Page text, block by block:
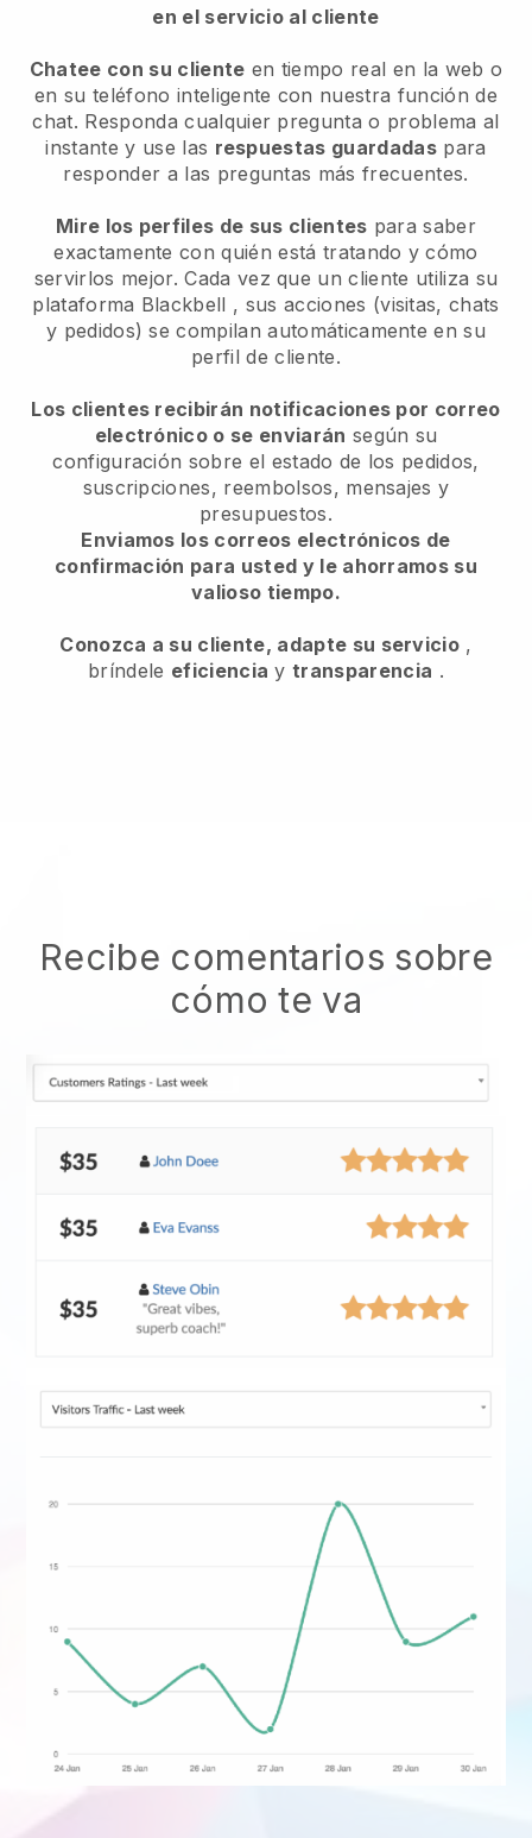
en el servicio al cliente
Chatee con su cliente en tiempo real en la web o
en su teléfono inteligente con nuestra función de
chat. Responda cualquier pregunta o problema al
instante y use las respuestas guardadaspara
responder a las preguntas más frecuentes.
Mire los perfiles de sus clientes para saber
exactamente con quién está tratando y cómo
servirlos mejor. Cada vez que un cliente utiliza su
plataforma Blackbell , sus acciones (visitas, chats
y pedidos) se compilan automáticamente en su
perfil de cliente.
Los clientes recibirán notificaciones por correo
electrónico o se enviarán según su
configuración sobre el estado de los pedidos,
suscripciones, reembolsos, mensajes y
presupuestos.
Enviamos los correos electrónicos de
confirmación para usted y le ahorramos su
valioso tiempo.
Conozca a su cliente, adapte su servicio ,
bríndele eficiencia ytransparencia .
Recibe comentarios sobre
cómo te va